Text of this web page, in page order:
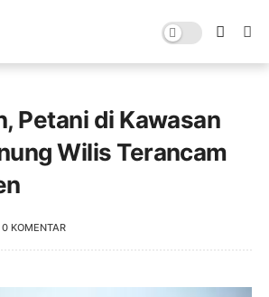
Petani di Kawasan
Wilis Terancam
0 KOMENTAR